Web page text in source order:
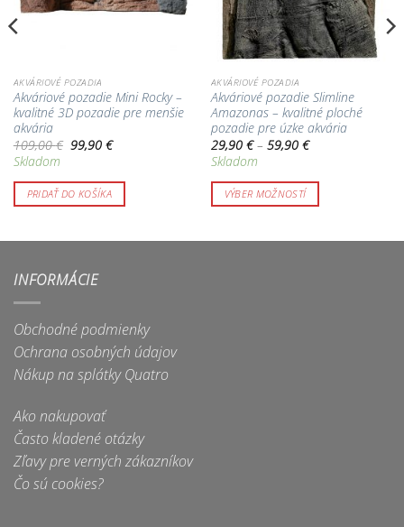
AKVÁRIOVÉ POZADIA
Akváriové pozadie Mini Rocky –
kvalitné 3D pozadie pre menšie
akvária
109,00€ Pôvodná
cena
109,00 €.
99,90 €Aktuálna
cena
99,90 €.
Skladom
PRIDAŤ DO KOŠÍKA
AKVÁRIOVÉ POZADIA
Akváriové pozadie Slimline
Amazonas – kvalitné ploché
pozadie pre úzke akvária
29,90 € – 59,90 €Price
range:
through
Skladom
VÝBER MOŽNOSTÍ
INFORMÁCIE
Obchodné podmienky
Ochrana osobných údajov
Nákup na splátky Quatro
Ako nakupovať
Často kladené otázky
Zľavy pre verných zákazníkov
Čo sú cookies?